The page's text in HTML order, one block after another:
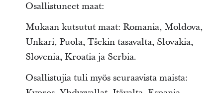
Osallistuneet maat:
Mukaan kutsutut maat: Romania, Moldova,
Unkari, Puola, Tšekin tasavalta, Slovakia,
Slovenia, Kroatia ja Serbia.
Osallistujia tuli myös seuraavista maista: